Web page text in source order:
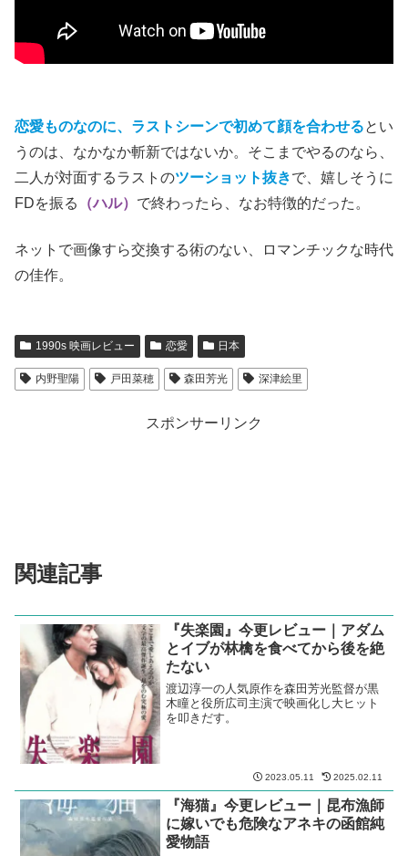
恋愛ものなのに、ラストシーンで初めて顔を合わせるとい
うのは、なかなか斬新ではないか。そこまでやるのなら、
二人が対面するラストのツーショット抜きで、嬉しそうに
FDを振る
（ハル） で終わったら、なお特徴的だった。
ネットで画像すら交換する術のない、ロマンチックな時代
の佳作。
1990s 映画レビュー 恋愛 日本
内野聖陽 戸田菜穂 森田芳光 深津絵里
スポンサーリンク
関連記事
『失楽園』今更レビュー｜アダム
とイブが林檎を食べてから後を絶
たない
渡辺淳一の人気原作を森田芳光監督が黒
木瞳と役所広司主演で映画化し大ヒット
を叩きだす。
2023.05.11 2025.02.11
『海猫』今更レビュー｜昆布漁師
に嫁いでも危険なアネキの函館純
愛物語